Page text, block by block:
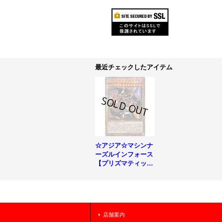
最近チェックしたアイテム
☆アジア☆マシンナ
ーズルインフォース
【プリズマティック
店舗案内